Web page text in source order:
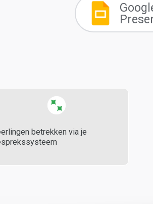
betrekken via je